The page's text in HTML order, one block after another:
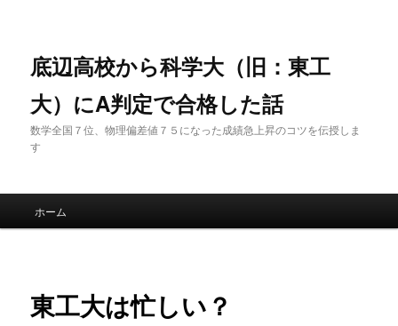
底辺高校から科学大（旧：東工
大）にA判定で合格した話
数学全国７位、物理偏差値７５になった成績急上昇のコツを伝授しま
す
メインメニュー
メインコンテンツへ移動
サブコンテンツへ移動
ホーム
東工大は忙しい？